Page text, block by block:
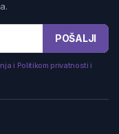
POŠALJI
i Politikom privatnosti i